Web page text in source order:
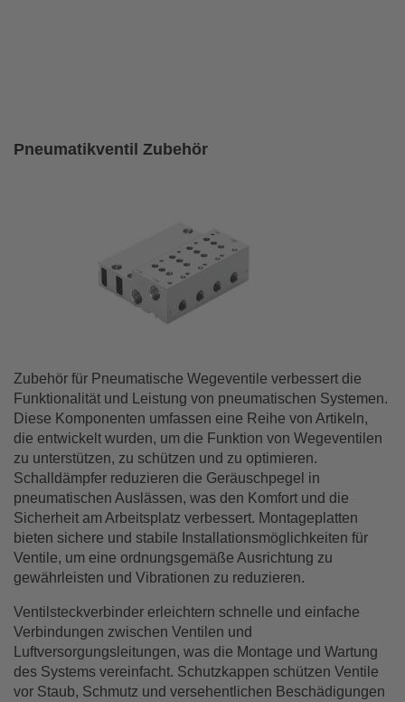
Pneumatikventil Zubehör
Zubehör für Pneumatische Wegeventile verbessert die
Funktionalität und Leistung von pneumatischen Systemen.
Diese Komponenten umfassen eine Reihe von Artikeln,
die entwickelt wurden, um die Funktion von Wegeventilen
zu unterstützen, zu schützen und zu optimieren.
Schalldämpfer reduzieren die Geräuschpegel in
pneumatischen Auslässen, was den Komfort und die
Sicherheit am Arbeitsplatz verbessert. Montageplatten
bieten sichere und stabile Installationsmöglichkeiten für
Ventile, um eine ordnungsgemäße Ausrichtung zu
gewährleisten und Vibrationen zu reduzieren.
Ventilsteckverbinder erleichtern schnelle und einfache
Verbindungen zwischen Ventilen und
Luftversorgungsleitungen, was die Montage und Wartung
des Systems vereinfacht. Schutzkappen schützen Ventile
vor Staub, Schmutz und versehentlichen Beschädigungen